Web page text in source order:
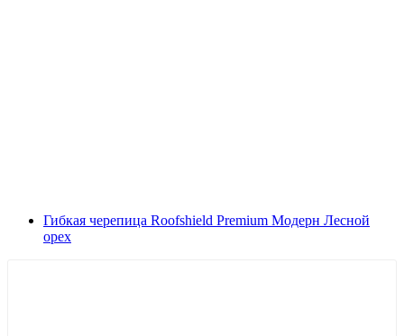
Гибкая черепица Roofshield Premium Модерн Лесной
орех